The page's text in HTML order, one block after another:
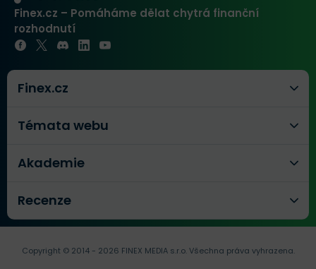
Finex.cz – Pomáháme dělat chytrá finanční
rozhodnutí
Finex.cz
Témata webu
Akademie
Recenze
Copyright © 2014 - 2026 FINEX MEDIA s.r.o.Všechna práva vyhrazena.